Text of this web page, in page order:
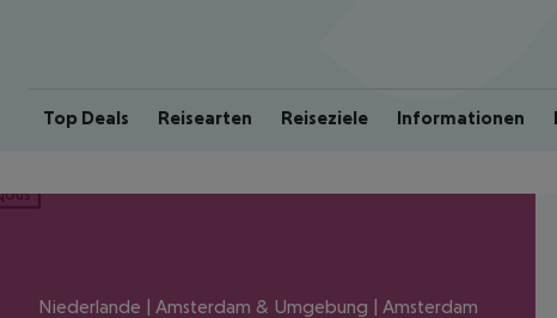
Top Deals Reisearten Reiseziele Informationen
Niederlande | Amsterdam & Umgebung | Amsterdam